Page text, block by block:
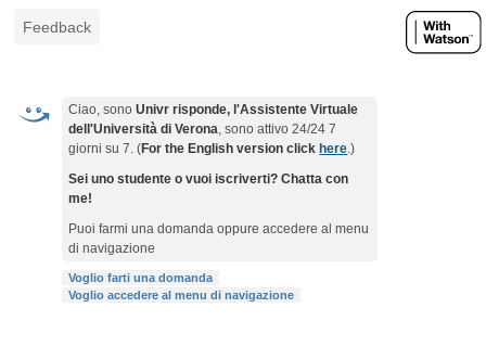
Feedback
Ciao, sonoUnivr risponde, l'Assistente Virtuale
dell'Università di Verona, sono attivo 24/24 7
giorni su 7. (For the English version click here.)
Sei uno studente o vuoi iscriverti? Chatta con
me!
Puoi farmi una domanda oppure accedere al menu
di navigazione
Voglio farti una domanda
Voglio accedere al menu di navigazione